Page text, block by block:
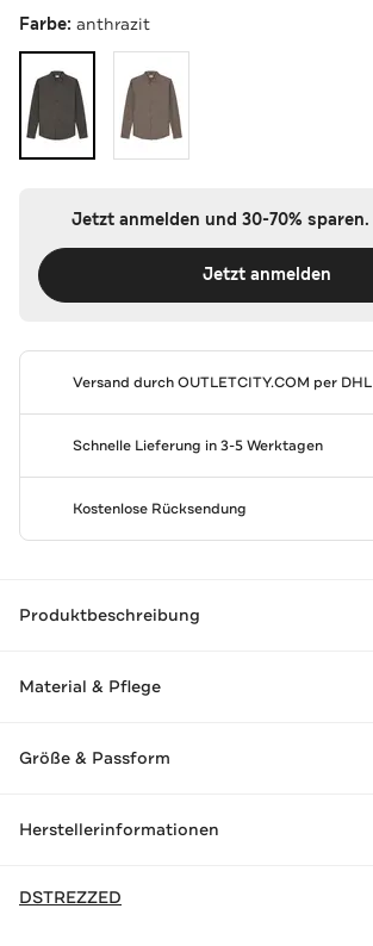
Farbe: anthrazit
Jetzt anmelden und 30-70% sparen.
Jetzt anmelden
Versand durchOUTLETCITY.COM per DHL
Schnelle Lieferung in 3-5 Werktagen
Kostenlose Rücksendung
Produktbeschreibung
Material & Pflege
Größe & Passform
Herstellerinformationen
DSTREZZED